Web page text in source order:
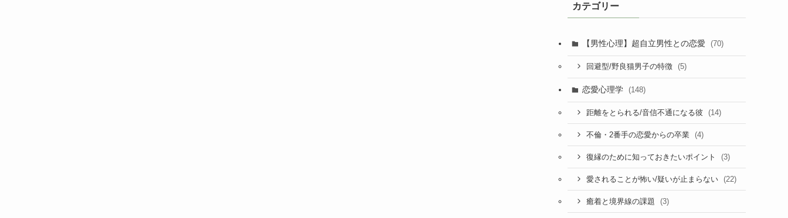
カテゴリー
【男性心理】超自立男性との恋愛 (70)
回避型/野良猫男子の特徴 (5)
恋愛心理学 (148)
距離をとられる/音信不通になる彼 (14)
不倫・2番手の恋愛からの卒業 (4)
復縁のために知っておきたいポイント (3)
愛されることが怖い/疑いが止まらない (22)
癒着と境界線の課題 (3)